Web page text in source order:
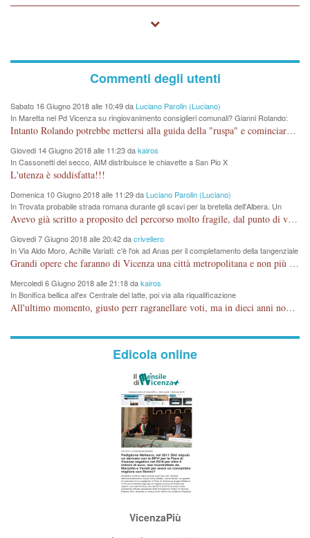
Commenti degli utenti
Sabato 16 Giugno 2018 alle 10:49 daLuciano Parolin (Luciano)
In Maretta nel Pd Vicenza su ringiovanimento consiglieri comunali? Gianni Rolando:
"non mi dimetto". Angelo Tonello: "va bene così"
Intanto Rolando potrebbe mettersi alla guida della "ruspa" e cominciare a scavare l'acqua alle Maddalene, con tanti Auguri di Acque Vicentine, magari deviando il percorso della Bretella. Amen.
Giovedi 14 Giugno 2018 alle 11:23 dakairos
In Cassonetti del secco, AIM distribuisce le chiavette a San Pio X
L'utenza è soddisfatta!!!
Domenica 10 Giugno 2018 alle 11:29 daLuciano Parolin (Luciano)
In Trovata probabile strada romana durante gli scavi per la bretella dell'Albera. Un
nuovo stop?
Avevo già scritto a proposito del percorso molto fragile, dal punto di vista archeologico. La zona è sicuramente ricca di testimonianze religiose, con insediamenti abitativi, vedi l'acquedotto romano di Lobbia. Spero, che risorgive della Seriola, non subiscano danni.
Giovedi 7 Giugno 2018 alle 20:42 dacrivellero
In Via Aldo Moro, Achille Variati: c'è l'ok ad Anas per il completamento della tangenziale
Grandi opere che faranno di Vicenza una città metropolitana e non più provinciale soffocata dal rumore dal traffico e smog concentrato in 6 vie cittadine. complimenti
Mercoledi 6 Giugno 2018 alle 21:18 dakairos
In Bonifica bellica all'ex Centrale del latte, poi via alla riqualificazione
All'ultimo momento, giusto perr ragranellare voti, ma in dieci anni non si poteva fare prima?
Edicola online
VicenzaPiù